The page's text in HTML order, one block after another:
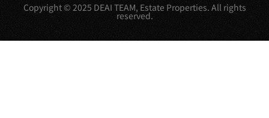
Copyright © 2025 DEAI TEAM, Estate Properties. All rights
reserved.